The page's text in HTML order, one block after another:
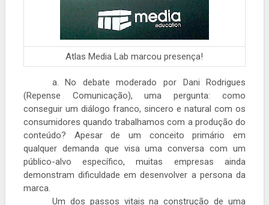
Atlas Media Lab marcou presença!
a. No debate moderado por Dani Rodrigues
(Repense Comunicação), uma pergunta: como
conseguir um diálogo franco, sincero e natural com os
consumidores quando trabalhamos com a produção do
conteúdo? Apesar de um conceito primário em
qualquer demanda que visa uma conversa com um
público-alvo específico, muitas empresas ainda
demonstram dificuldade em desenvolver a persona da
marca.
Um dos passos vitais na construção de uma